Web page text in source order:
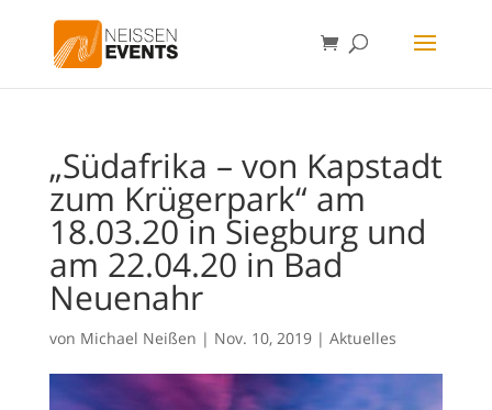
„Südafrika – von Kapstadt
zum Krügerpark“ am
18.03.20 in Siegburg und
am 22.04.20 in Bad
Neuenahr
von Michael Neißen | Nov. 10, 2019| Aktuelles